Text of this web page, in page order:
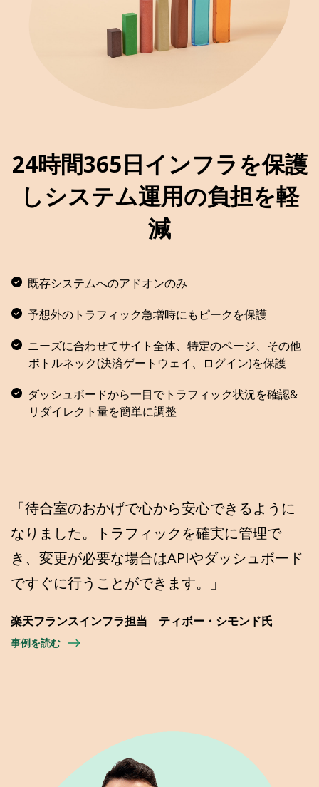
24時間365日インフラを保護
しシステム運用の負担を軽
減
既存システムへのアドオンのみ
予想外のトラフィック急増時にもピークを保護
ニーズに合わせてサイト全体、特定のページ、その他
ボトルネック(決済ゲートウェイ、ログイン)を保護
ダッシュボードから一目でトラフィック状況を確認&
リダイレクト量を簡単に調整
「待合室のおかげで心から安心できるように
なりました。トラフィックを確実に管理で
き、変更が必要な場合はAPIやダッシュボード
ですぐに行うことができます。」
楽天フランスインフラ担当 ティボー・シモンド氏
事例を読む